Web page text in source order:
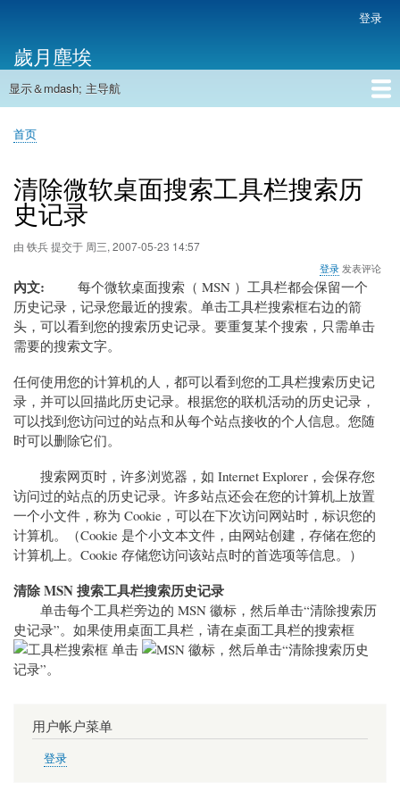
主
内
帐
户
菜
单
登录
歲月塵埃
主
航
显示＆mdash; 主导航
首页
面
屑
首页
清除微软桌面搜索工具栏搜索历
史记录
由 铁兵提交于 周三, 2007-05-23 14:57
登录 发表评论
內文
每个微软桌面搜索（ MSN ）工具栏都会保留一个
历史记录，记录您最近的搜索。单击工具栏搜索框右边的箭
头，可以看到您的搜索历史记录。要重复某个搜索，只需单击
需要的搜索文字。
任何使用您的计算机的人，都可以看到您的工具栏搜索历史记
录，并可以回描此历史记录。根据您的联机活动的历史记录，
可以找到您访问过的站点和从每个站点接收的个人信息。您随
时可以删除它们。
搜索网页时，许多浏览器，如 Internet Explorer，会保存您
访问过的站点的历史记录。许多站点还会在您的计算机上放置
一个小文件，称为 Cookie，可以在下次访问网站时，标识您的
计算机。（Cookie 是个小文本文件，由网站创建，存储在您的
计算机上。Cookie 存储您访问该站点时的首选项等信息。）
清除 MSN 搜索工具栏搜索历史记录
单击每个工具栏旁边的 MSN 徽标，然后单击“清除搜索历
史记录”。如果使用桌面工具栏，请在桌面工具栏的搜索框
单击
，然后单击“清除搜索历史
记录”。
用户帐户菜单
登录